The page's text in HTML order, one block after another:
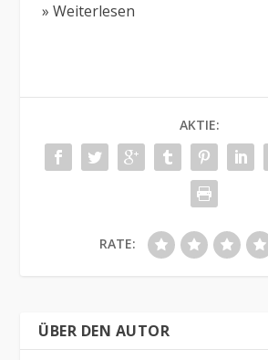
» Weiterlesen
AKTIE:
RATE:
ÜBER DEN AUTOR